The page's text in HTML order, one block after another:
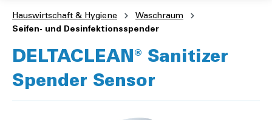
Hauswirtschaft & Hygiene
Waschraum
Seifen- und Desinfektionsspender
DELTACLEAN® Sanitizer
Spender Sensor